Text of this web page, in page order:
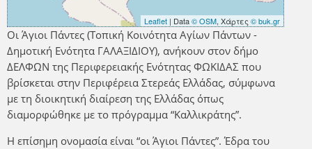
Leaflet | Data© OSM, Χάρτες © buk.gr
Οι Άγιοι Πάντες (Τοπική Κοινότητα Αγίων Πάντων -
Δημοτική Ενότητα ΓΑΛΑΞΙΔΙΟΥ), ανήκουν στον δήμο
ΔΕΛΦΩΝ της Περιφερειακής Ενότητας ΦΩΚΙΔΑΣ που
βρίσκεται στην Περιφέρεια Στερεάς Ελλάδας, σύμφωνα
με τη διοικητική διαίρεση της Ελλάδας όπως
διαμορφώθηκε με το πρόγραμμα “Καλλικράτης”.
Η επίσημη ονομασία είναι “οι Άγιοι Πάντες”. Έδρα του